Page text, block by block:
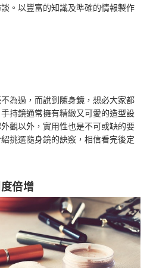
。以豐富的知識及準確的情報製作
為過，而說到隨身鏡，想必大家都
持鏡通常擁有精緻又可愛的造型設
觀以外，實用性也是不可或缺的要
挑選隨身鏡的訣竅，相信看完後定
倍增